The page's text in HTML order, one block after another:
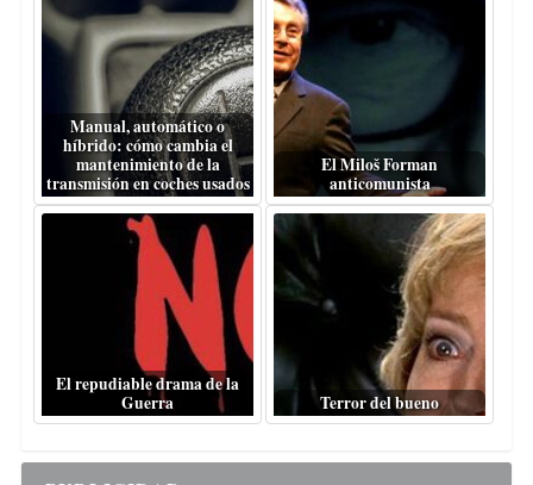
Manual, automático o
híbrido: cómo cambia el
mantenimiento de la
transmisión en coches usados
El Miloš Forman
anticomunista
El repudiable drama de la
Guerra
Terror del bueno